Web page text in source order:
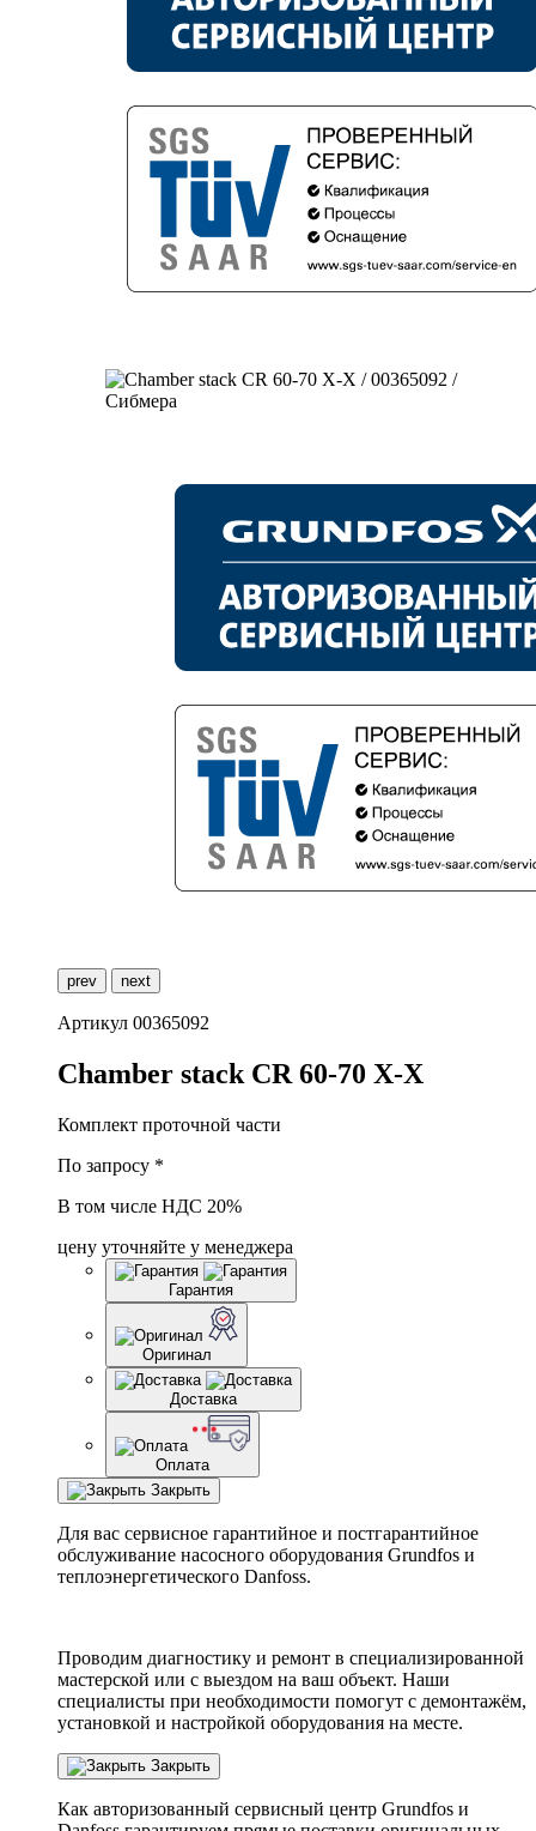
prev next
Артикул 00365092
Chamber stack CR 60-70 X-X
Комплект проточной части
По запросу *
В том числе НДС 20%
цену уточняйте у менеджера
Гарантия
Оригинал
Доставка
Оплата
Закрыть
Для вас сервисное гарантийное и постгарантийное
обслуживание насосного оборудования Grundfos и
теплоэнергетического Danfoss.
Проводим диагностику и ремонт в специализированной
мастерской или с выездом на ваш объект. Наши
специалисты при необходимости помогут с демонтажём,
установкой и настройкой оборудования на месте.
Закрыть
Как авторизованный сервисный центр Grundfos и